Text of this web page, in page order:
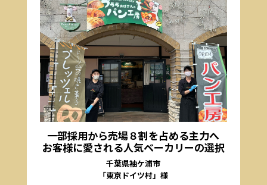
一部採用から売場８割を占める主力へ
お客様に愛される人気ベーカリーの選択
千葉県袖ケ浦市
「東京ドイツ村」様